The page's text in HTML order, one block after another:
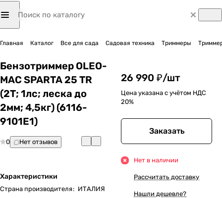
Главная Каталог Все для сада Садовая техника Триммеры
Бензотриммер OLEO-
MAC SPARTA 25 TR
(2Т; 1лс; леска до
2мм; 4,5кг) (6116-
9101E1)
0 Нет отзывов
Характеристики
Страна производителя: ИТАЛИЯ
26 990 ₽/шт
Цена указана с учётом НДС
20%
Заказать
Нет в наличии
Рассчитать доставку
Нашли дешевле?